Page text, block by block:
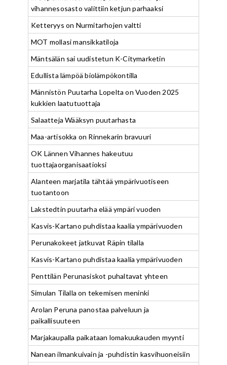
vihannesosasto valittiin ketjun parhaaksi
Ketteryys on Nurmitarhojen valtti
MOT mollasi mansikkatiloja
Mäntsälän sai uudistetun K-Citymarketin
Edullista lämpöä biolämpökontilla
Männistön Puutarha Lopelta on Vuoden 2025
kukkien laatutuottaja
Salaatteja Wääksyn puutarhasta
Maa-artisokka on Rinnekarin bravuuri
OK Lännen Vihannes hakeutuu
tuottajaorganisaatioksi
Alanteen marjatila tähtää ympärivuotiseen
tuotantoon
Lakstedtin puutarha elää ympäri vuoden
Kasvis-Kartano puhdistaa kaalia ympärivuoden
Perunakokeet jatkuvat Räpin tilalla
Kasvis-Kartano puhdistaa kaalia ympärivuoden
Penttilän Perunasiskot puhaltavat yhteen
Simulan Tilalla on tekemisen meninki
Arolan Peruna panostaa palveluun ja
paikallisuuteen
Marjakaupalla paikataan lomakuukauden myynti
Nanean ilmankuivain ja -puhdistin kasvihuoneisiin